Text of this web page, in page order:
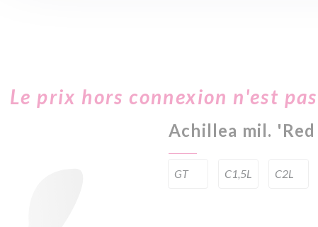
Le prix hors connexion n'est
Achillea mil.
GT C1,5L C2L